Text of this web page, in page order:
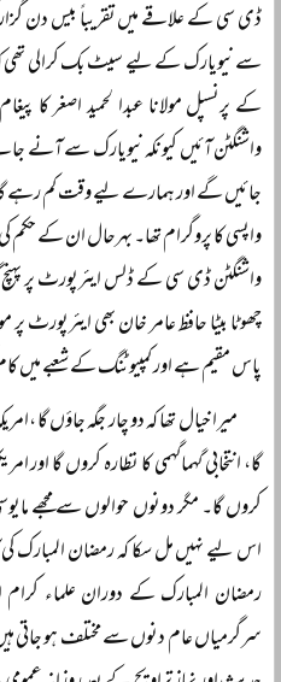
سے نیویارک کے لیے سیٹ بک کرالی تھی کہ
کے پرنسپل مولانا عبدا لحمید اصغر کا
واشنگٹن آئیں کیونکہ نیویارک سے آنے
واشنگٹن ڈی سی کے ڈلس ایئرپورٹ پر پہنچ
چھوٹا بیٹا حافظ عامر خان بھی ایئرپورٹ
پاس مقیم ہے اور کمپیوٹنگ کے شعبے میں
میرا خیال تھا کہ دو چار جگہ جاؤں گا
گا، انتخابی گہماگہمی کا نظارہ کروں گا
کروں گا۔ مگر دونوں حوالوں سے مجھے
اس لیے نہیں مل سکا کہ رمضان المبارک کی
رمضان المبارک کے دوران علماء کرام
سرگرمیاں عام دنوں سے مختلف ہو جاتی